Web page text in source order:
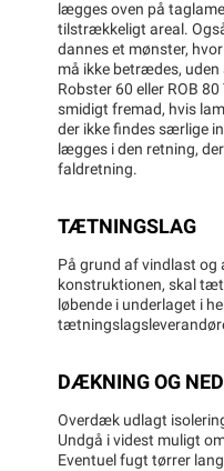
lægges oven på
tilstrækkeligt areal.
dannes et mønster,
må ikke betrædes,
Robster 60 eller ROB
smidigt fremad, hvis
der ikke findes særlige
lægges i den retning,
faldretning.
TÆTNINGSLAG
På grund af vindlast
konstruktionen, skal
løbende i underlaget i
DÆKNING OG
Overdæk udlagt
Undgå i videst muligt
Eventuel fugt tørrer